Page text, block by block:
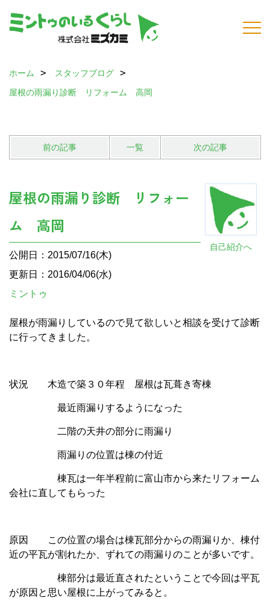
ホーム
スタッフブログ
屋根の雨漏り診断 リフォーム 高岡
前の記事 一覧 次の記事
自己紹介へ
屋根の雨漏り診断 リフォー
ム 高岡
公開日：2015/07/16(木)
更新日：2016/04/06(水)
ミントゥ
屋根が雨漏りしているので見て欲しいと相談を受けて診断
に行ってきました。
状況 木造で築３０年程 屋根は瓦葺き寄棟
最近雨漏りするようになった
二階の天井の部分に雨漏り
雨漏りの位置は棟の付近
棟瓦は一年半程前に富山市から来たリフォーム
会社に直してもらった
原因 この位置の場合は棟瓦部分からの雨漏りか、棟付
近の平瓦が割れたか、ずれての雨漏りのことが多いです。
棟部分は最近直されたということで今回は平瓦
が原因と思い屋根に上がってみると。